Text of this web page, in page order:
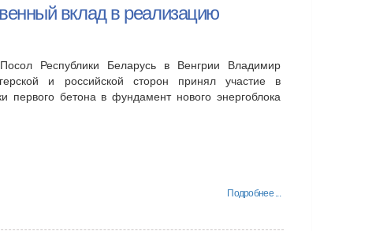
вклад в реализацию
Республики Беларусь в Венгрии Владимир
и российской сторон принял участие в
первого бетона в фундамент нового энергоблока
Подробнее ...